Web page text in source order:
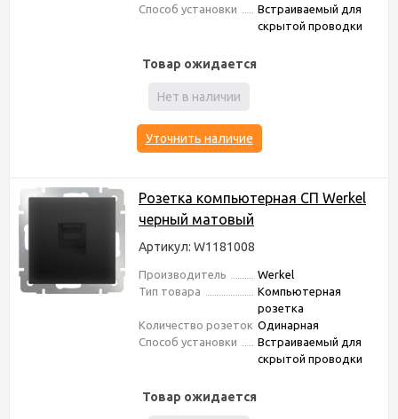
Способ установки
Встраиваемый для
скрытой проводки
Товар ожидается
Нет в наличии
Уточнить наличие
Розетка компьютерная СП Werkel
черный матовый
Артикул: W1181008
Производитель
Werkel
Тип товара
Компьютерная
розетка
Количество розеток Одинарная
Способ установки
Встраиваемый для
скрытой проводки
Товар ожидается